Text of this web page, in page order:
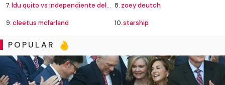
7.ldu quito vs independiente del valle 8. zoey deutch
9.cleetus mcfarland 10.starship
POPULAR